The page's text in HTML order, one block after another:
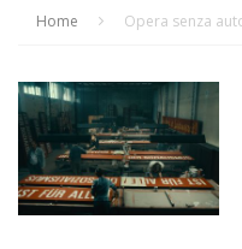
Home Opera senza